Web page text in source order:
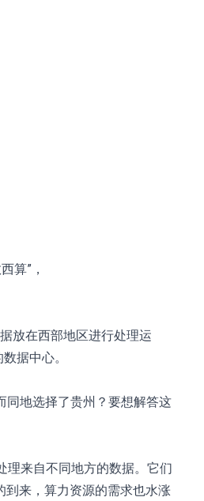
算”，
放在西部地区进行处理运
据中心。
同地选择了贵州？要想解答这
理来自不同地方的数据。它们
到来，算力资源的需求也水涨